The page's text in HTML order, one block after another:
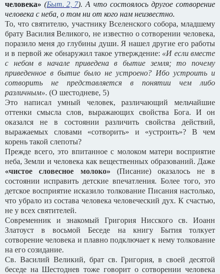
человека» (Быт. 2, 7). А что состоялось другое сотворение
человека с неба, о том ни от кого нам неизвестно.
То, что святителю, участнику Вселенского собора, младшему
брату Василия Великого, не известно о сотворении человека,
поразило меня до глубины души. Я нашел другие его работы
и в первой же обнаружил такое утверждение: «И если вместе
с небом в начале приведена в бытие земля; то почему
приведенное в бытие было не устроено? Ибо устроить и
сотворить не представляется в понятии чем либо
различным». (О шестодневе, 5)
Это написал умный человек, различающий мельчайшие
оттенки смысла слов, выражающих свойства Бога. И он
оказался не в состоянии различить свойства действий,
выражаемых словами «сотворить» и «устроить»? В чем
корень такой слепоты?
Прежде всего, это впитанное с молоком матери восприятие
неба, Земли и человека как вещественных образований. Даже
«чистое словесное молоко» (Писание) оказалось не в
состоянии исправить детские впечатления. Более того, это
детское восприятие исказило толкование Писания настолько,
что убрало из состава человека человеческий дух. К счастью,
не у всех святителей.
Современник и знакомый Григория Нисского св. Иоанн
Златоуст в восьмой Беседе на книгу Бытия толкует
сотворение человека и плавно подключает к нему толкование
на его созидание.
Св. Василий Великий, брат св. Григория, в своей десятой
беседе на Шестоднев тоже говорит о сотворении человека